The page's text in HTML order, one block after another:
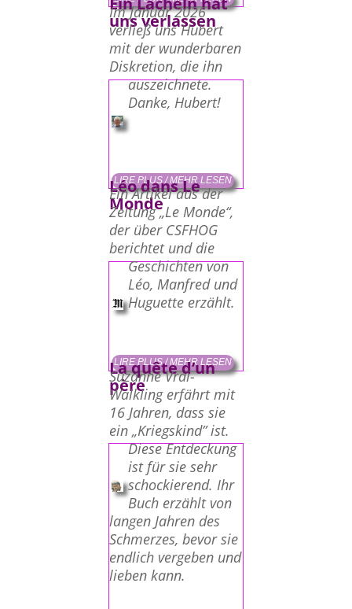
uns verlassen
Im Januar 2026
verließ uns Hubert
mit der wunderbaren
Diskretion, die ihn
auszeichnete.
Danke, Hubert!
LIRE PLUS / MEHR LESEN
Léo dans Le
Monde
Ein Artikel aus der
Zeitung „Le Monde“,
der über CSFHOG
berichtet und die
Geschichten von
Léo, Manfred und
Huguette erzählt.
LIRE PLUS / MEHR LESEN
La quête d’un
père
Suzanne Vrai-
Walkling erfährt mit
16 Jahren, dass sie
ein „Kriegskind” ist.
Diese Entdeckung
ist für sie sehr
schockierend. Ihr
Buch erzählt von
langen Jahren des
Schmerzes, bevor sie
endlich vergeben und
lieben kann.